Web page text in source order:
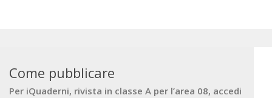
Come pubblicare
Per iQuaderni, rivista in classe A per l’area 08, accedi